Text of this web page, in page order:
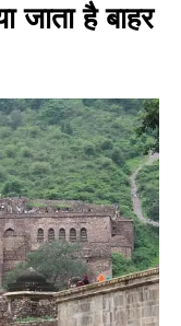
जाता है बाहर